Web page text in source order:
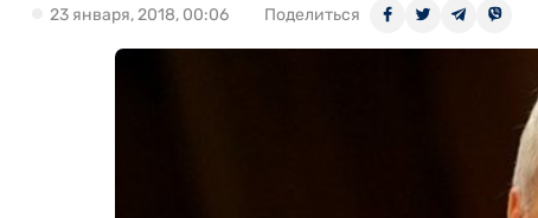
23 января, 2018, 00:06 Поделиться